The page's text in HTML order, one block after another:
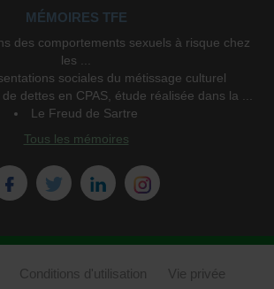
MÉMOIRES TFE
des comportements sexuels à risque chez
les ...
sociales du métissage culturel
dettes en CPAS, étude réalisée dans la ...
Le Freud de Sartre
Tous les mémoires
Conditions d'utilisation
Vie privée